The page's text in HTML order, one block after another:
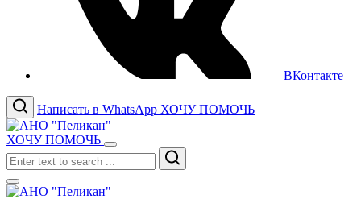
ВКонтакте
Написать в WhatsApp ХОЧУ ПОМОЧЬ
ХОЧУ ПОМОЧЬ
Search